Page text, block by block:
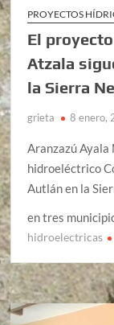
PROYECTOS
El
Atzala
la Sierra
grieta 8 enero,
Aranzazú
hidroeléctrico
Autlán en la
en tres
hidroelectricas